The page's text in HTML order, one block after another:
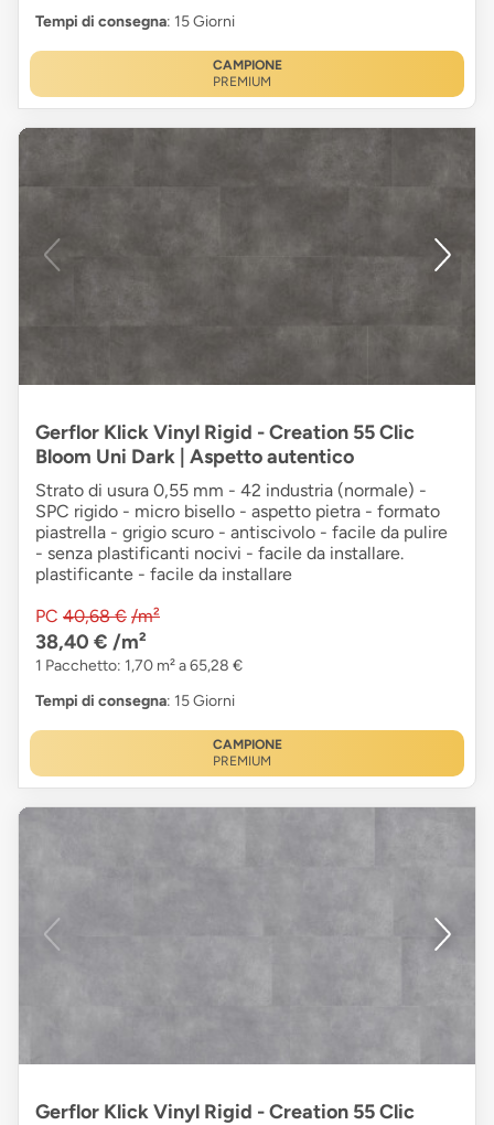
Tempi di consegna: 15 Giorni
CAMPIONE
PREMIUM
Gerflor Klick Vinyl Rigid - Creation 55 Clic
Bloom Uni Dark | Aspetto autentico
Strato di usura 0,55 mm - 42 industria (normale) -
SPC rigido - micro bisello - aspetto pietra - formato
piastrella - grigio scuro - antiscivolo - facile da pulire
- senza plastificanti nocivi - facile da installare.
plastificante - facile da installare
PC 40,68 € /m²
38,40 € /m²
1 Pacchetto: 1,70 m² a 65,28 €
Tempi di consegna: 15 Giorni
CAMPIONE
PREMIUM
Gerflor Klick Vinyl Rigid - Creation 55 Clic